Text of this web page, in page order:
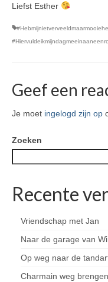
Liefst Esther
Geef een
Je moet ingelogd zijn op
Zoeken
Recente
Vriendschap met Jan
Naar de garage van
Op weg naar de
Charmain weg